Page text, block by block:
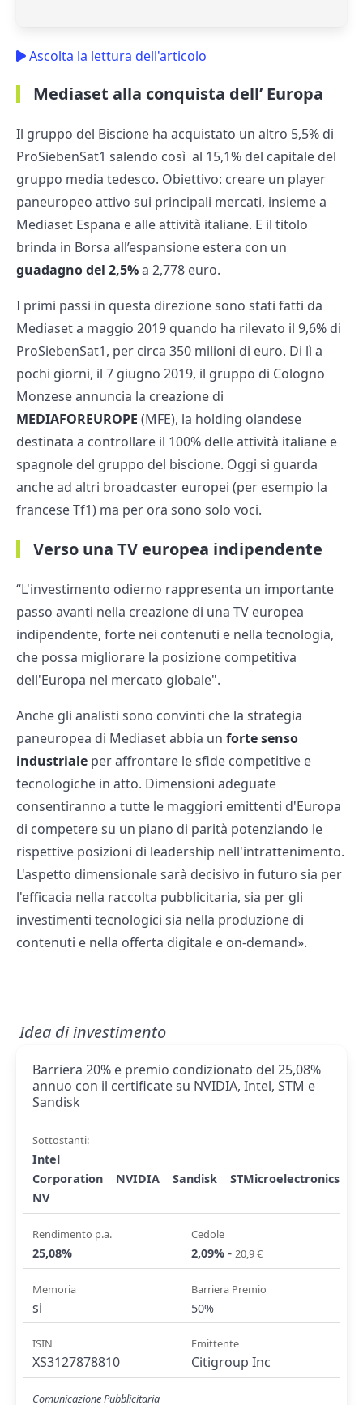
Ascolta la lettura dell'articolo
Mediaset alla conquista dell’ Europa
Il gruppo del Biscione ha acquistato un altro 5,5% di
ProSiebenSat1 salendo così al 15,1% del capitale del
gruppo media tedesco. Obiettivo: creare un player
paneuropeo attivo sui principali mercati, insieme a
Mediaset Espana e alle attività italiane. E il titolo
brinda in Borsa all’espansione estera con un
guadagno del 2,5%a 2,778 euro.
I primi passi in questa direzione sono stati fatti da
Mediaset a maggio 2019 quando ha rilevato il 9,6% di
ProSiebenSat1, per circa 350 milioni di euro. Di lì a
pochi giorni, il 7 giugno 2019, il gruppo di Cologno
Monzese annuncia la creazione di
MEDIAFOREUROPE (MFE), la holding olandese
destinata a controllare il 100% delle attività italiane e
spagnole del gruppo del biscione. Oggi si guarda
anche ad altri broadcaster europei (per esempio la
francese Tf1) ma per ora sono solo voci.
Verso una TV europea indipendente
“L'investimento odierno rappresenta un importante
passo avanti nella creazione di una TV europea
indipendente, forte nei contenuti e nella tecnologia,
che possa migliorare la posizione competitiva
dell'Europa nel mercato globale".
Anche gli analisti sono convinti che la strategia
paneuropea di Mediaset abbia un forte senso
industriale per affrontare le sfide competitive e
tecnologiche in atto. Dimensioni adeguate
consentiranno a tutte le maggiori emittenti d'Europa
di competere su un piano di parità potenziando le
rispettive posizioni di leadership nell'intrattenimento.
L'aspetto dimensionale sarà decisivo in futuro sia per
l'efficacia nella raccolta pubblicitaria, sia per gli
investimenti tecnologici sia nella produzione di
contenuti e nella offerta digitale e on-demand».
Idea di investimento
Barriera 20% e premio condizionato del 25,08%
annuo con il certificate su NVIDIA, Intel, STM e
Sandisk
Sottostanti:
Intel
Corporation
NVIDIA Sandisk
STMicroelectronics
NV
Rendimento p.a.
25,08%
Cedole
2,09% - 20,9 €
Memoria
si
Barriera Premio
50%
ISIN
XS3127878810
Emittente
Citigroup Inc
Comunicazione Pubblicitaria